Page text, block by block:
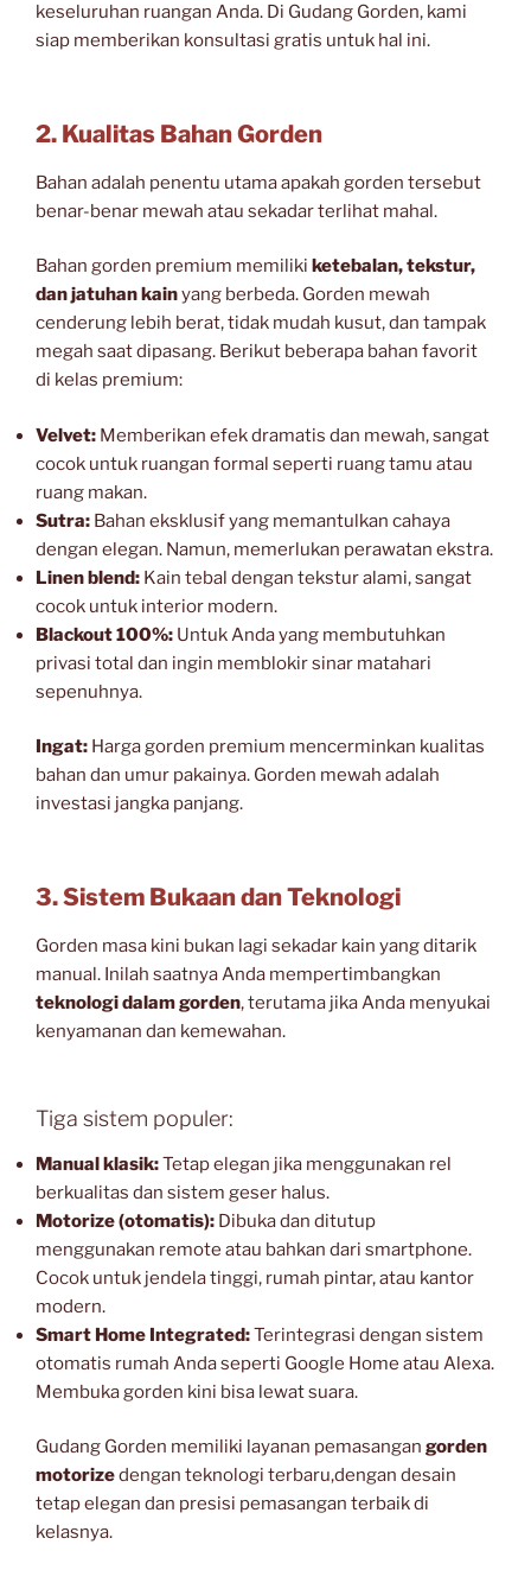
keseluruhan ruangan Anda. Di Gudang Gorden, kami
siap memberikan konsultasi gratis untuk hal ini.
2. Kualitas Bahan Gorden
Bahan adalah penentu utama apakah gorden tersebut
benar-benar mewah atau sekadar terlihat mahal.
Bahan gorden premium memiliki ketebalan, tekstur,
dan jatuhan kainyang berbeda. Gorden mewah
cenderung lebih berat, tidak mudah kusut, dan tampak
megah saat dipasang. Berikut beberapa bahan favorit
di kelas premium:
Velvet: Memberikan efek dramatis dan mewah, sangat
cocok untuk ruangan formal seperti ruang tamu atau
ruang makan.
Sutra: Bahan eksklusif yang memantulkan cahaya
dengan elegan. Namun, memerlukan perawatan ekstra.
Linen blend: Kain tebal dengan tekstur alami, sangat
cocok untuk interior modern.
Blackout 100%: Untuk Anda yang membutuhkan
privasi total dan ingin memblokir sinar matahari
sepenuhnya.
Ingat: Harga gorden premium mencerminkan kualitas
bahan dan umur pakainya. Gorden mewah adalah
investasi jangka panjang.
3. Sistem Bukaan dan Teknologi
Gorden masa kini bukan lagi sekadar kain yang ditarik
manual. Inilah saatnya Anda mempertimbangkan
teknologi dalam gorden, terutama jika Anda menyukai
kenyamanan dan kemewahan.
Tiga sistem populer:
Manual klasik:Tetap elegan jika menggunakan rel
berkualitas dan sistem geser halus.
Motorize (otomatis): Dibuka dan ditutup
menggunakan remote atau bahkan dari smartphone.
Cocok untuk jendela tinggi, rumah pintar, atau kantor
modern.
Smart Home Integrated:Terintegrasi dengan sistem
otomatis rumah Anda seperti Google Home atau Alexa.
Membuka gorden kini bisa lewat suara.
Gudang Gorden memiliki layanan pemasangan gorden
motorizedengan teknologi terbaru,dengan desain
tetap elegan dan presisi pemasangan terbaik di
kelasnya.